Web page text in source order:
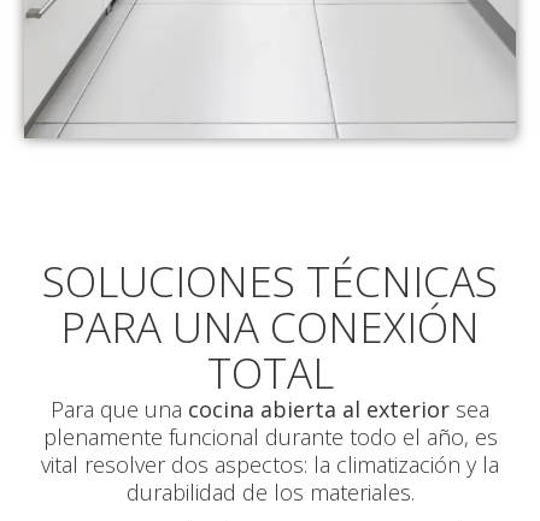
SOLUCIONES TÉCNICAS
PARA UNA CONEXIÓN
TOTAL
Para que una cocina abierta al exterior sea
plenamente funcional durante todo el año, es
vital resolver dos aspectos: la climatización y la
durabilidad de los materiales.